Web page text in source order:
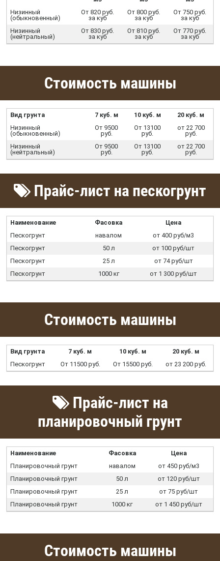
Низинный
(обыкновенный)
От 820 руб.
за куб
От 800 руб.
за куб
От 750 руб.
за куб
Низинный
(нейтральный)
От 830 руб.
за куб
От 810 руб.
за куб
От 770 руб.
за куб
Стоимость машины
Вид грунта 7 куб. м 10 куб. м
20 куб. м
Низинный
(обыкновенный)
От 9500
руб.
От 13100
руб.
от 22 700
руб.
Низинный
(нейтральный)
От 9500
руб.
От 13100
руб.
от 22 700
руб.
Прайс-лист на пескогрунт
Наименование Фасовка
Цена
Пескогрунт
навалом
от 400 руб/м3
Пескогрунт
50 л
от 100 руб/шт
Пескогрунт
25 л
от 74 руб/шт
Пескогрунт
1000 кг от 1 300 руб/шт
Стоимость машины
Вид грунта 7 куб. м 10 куб. м
20 куб. м
Пескогрунт
От 11500 руб. От 15500 руб. от 23 200 руб.
Прайс-лист на
планировочный грунт
Наименование Фасовка
Цена
Планировочный грунт
навалом
от 450 руб/м3
Планировочный грунт
50 л
от 120 руб/шт
Планировочный грунт
25 л
от 75 руб/шт
Планировочный грунт
1000 кг от 1 450 руб/шт
Стоимость машины